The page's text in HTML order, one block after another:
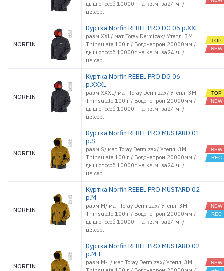
дыш.способ.10000г на кв.м. за24 ч. /
цв.cер.
NORFIN
Куртка Norfin REBEL PRO DG 05 р.XXL
разм.XXL/ мат.Toray Dermizax/ Утепл. 3M
Thinsulate 100 г./ Водонепрон.20000мм /
дыш.способ.10000г на кв.м. за24 ч. /
цв.cер.
NORFIN
Куртка Norfin REBEL PRO DG 06
р.XXXL
разм.XXXL/ мат.Toray Dermizax/ Утепл. 3M
Thinsulate 100 г./ Водонепрон.20000мм /
дыш.способ.10000г на кв.м. за24 ч. /
цв.cер.
NORFIN
Куртка Norfin REBEL PRO MUSTARD 01
р.S
разм.S/ мат.Toray Dermizax/ Утепл. 3M
Thinsulate 100 г./ Водонепрон.20000мм /
дыш.способ.10000г на кв.м. за24 ч. /
цв.cер.
NORFIN
Куртка Norfin REBEL PRO MUSTARD 02
р.M
разм.M/ мат.Toray Dermizax/ Утепл. 3M
Thinsulate 100 г./ Водонепрон.20000мм /
дыш.способ.10000г на кв.м. за24 ч. /
цв.cер.
NORFIN
Куртка Norfin REBEL PRO MUSTARD 02
р.M-L
разм.M-L/ мат.Toray Dermizax/ Утепл. 3M